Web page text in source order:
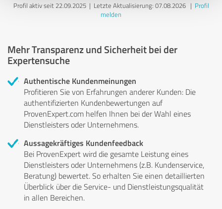
Profil aktiv seit 22.09.2025 | Letzte Aktualisierung: 07.08.2026| Profil
melden
Mehr Transparenz und Sicherheit bei der
Expertensuche
Authentische Kundenmeinungen
Profitieren Sie von Erfahrungen anderer Kunden: Die
authentifizierten Kundenbewertungen auf
ProvenExpert.com helfen Ihnen bei der Wahl eines
Dienstleisters oder Unternehmens.
Aussagekräftiges Kundenfeedback
Bei ProvenExpert wird die gesamte Leistung eines
Dienstleisters oder Unternehmens (z.B. Kundenservice,
Beratung) bewertet. So erhalten Sie einen detaillierten
Überblick über die Service- und Dienstleistungsqualität
in allen Bereichen.